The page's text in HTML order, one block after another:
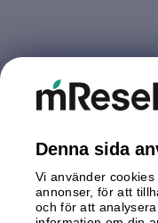
Denna sida
Vi använder
annonser, för att
och för att